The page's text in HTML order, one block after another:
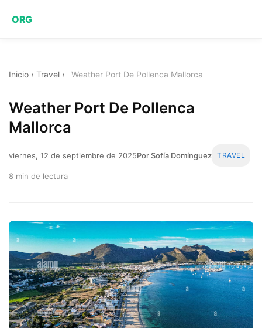
ORG
Inicio › Travel › Weather Port De Pollenca Mallorca
Weather Port De Pollenca
Mallorca
viernes, 12 de septiembre de 2025Por Sofía Domínguez TRAVEL
8 min de lectura